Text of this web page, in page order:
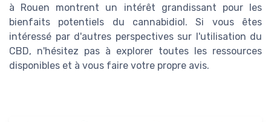
à Rouen montrent un intérêt grandissant pour les
bienfaits potentiels du cannabidiol. Si vous êtes
intéressé par d'autres perspectives sur l'utilisation du
CBD, n'hésitez pas à explorer toutes les ressources
disponibles et à vous faire votre propre avis.